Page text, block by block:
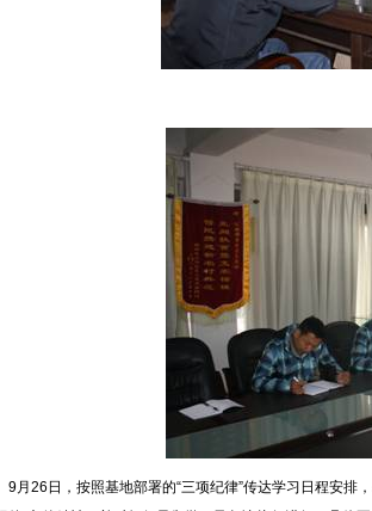
9月26日，按照基地部署的“三项纪律”传达学习日程安排